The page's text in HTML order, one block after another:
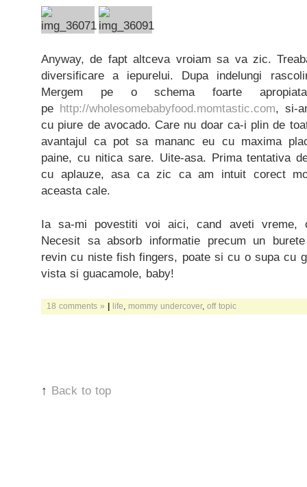
Anyway, de fapt altceva vroiam sa va zic.
diversificare a iepurelui. Dupa indelungi
Mergem pe o schema foarte
pe http://wholesomebabyfood.momtastic.com, si-
cu piure de avocado. Care nu doar ca-i plin de
avantajul ca pot sa mananc eu cu maxima
paine, cu nitica sare. Uite-asa. Prima tentativa
cu aplauze, asa ca zic ca am intuit corect
aceasta cale.
Ia sa-mi povestiti voi aici, cand aveti vreme,
Necesit sa absorb informatie precum un
revin cu niste fish fingers, poate si cu o supa cu
vista si guacamole, baby!
18 comments » | life mommy undercover, off topic
↑ Back to top